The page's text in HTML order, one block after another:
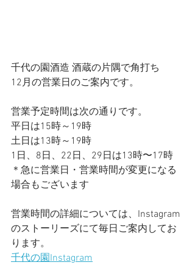
千代の園酒造 酒蔵の片隅で角打ち
12月の営業日のご案内です。
営業予定時間は次の通りです。
平日は15時～19時
土日は13時～19時
1日、8日、22日、29日は13時〜17時
＊急に営業日・営業時間が変更になる
場合もございます
営業時間の詳細については、Instagram
のストーリーズにて毎日ご案内してお
ります。
千代の園Instagram